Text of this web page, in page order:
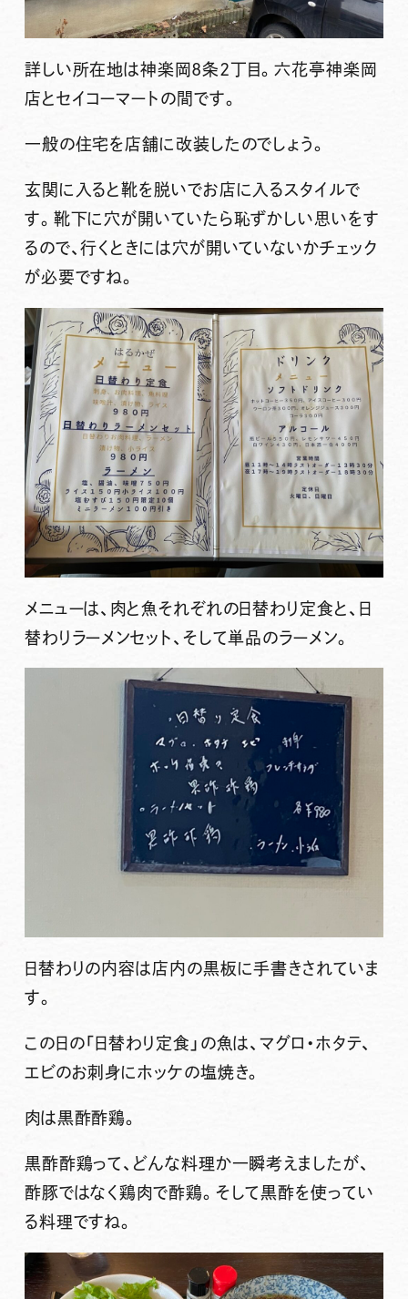
詳しい所在地は神楽岡8条2丁目。六花亭神楽岡
店とセイコーマートの間です。
一般の住宅を店舗に改装したのでしょう。
玄関に入ると靴を脱いでお店に入るスタイルで
す。靴下に穴が開いていたら恥ずかしい思いをす
るので、行くときには穴が開いていないかチェック
が必要ですね。
メニューは、肉と魚それぞれの日替わり定食と、日
替わりラーメンセット、そして単品のラーメン。
日替わりの内容は店内の黒板に手書きされていま
す。
この日の「日替わり定食」の魚は、マグロ・ホタテ、
エビのお刺身にホッケの塩焼き。
肉は黒酢酢鶏。
黒酢酢鶏って、どんな料理か一瞬考えましたが、
酢豚ではなく鶏肉で酢鶏。そして黒酢を使ってい
る料理ですね。